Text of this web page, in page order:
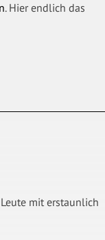
. Hier endlich das
mit erstaunlich